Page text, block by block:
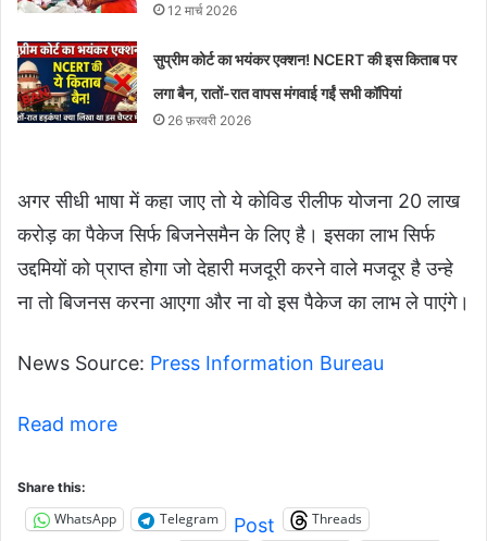
12 मार्च 2026
सुप्रीम कोर्ट का भयंकर एक्शन! NCERT की इस किताब पर
लगा बैन, रातों-रात वापस मंगवाई गईं सभी कॉपियां
26 फ़रवरी 2026
अगर सीधी भाषा में कहा जाए तो ये कोविड रीलीफ योजना 20 लाख
करोड़ का पैकेज सिर्फ बिजनेसमैन के लिए है। इसका लाभ सिर्फ
उद्दमियों को प्राप्त होगा जो देहारी मजदूरी करने वाले मजदूर है उन्हे
ना तो बिजनस करना आएगा और ना वो इस पैकेज का लाभ ले पाएंगे।
News Source: Press Information Bureau
Read more
Share this:
WhatsApp Telegram Post Threads